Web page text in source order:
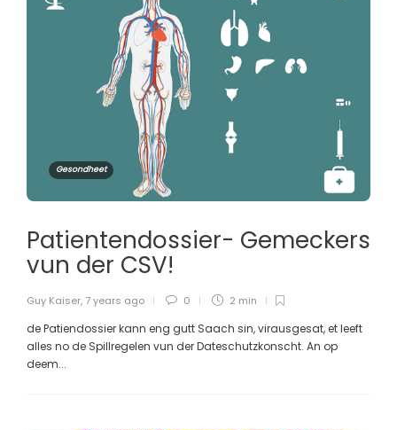
Gesondheet
Patientendossier- Gemeckers
vun der CSV!
Guy Kaiser, 7 years ago 0 2 min
de Patiendossier kann eng gutt Saach sin, virausgesat, et leeft
alles no de Spillregelen vun der Dateschutzkonscht. An op
deem...